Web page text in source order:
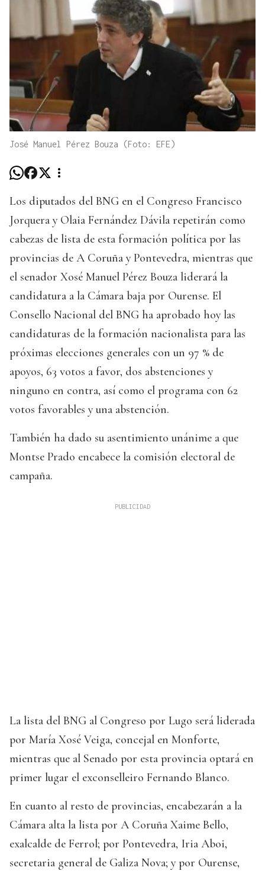
José Manuel Pérez Bouza (Foto: EFE)
Los diputados del BNG en el Congreso Francisco
Jorquera y Olaia Fernández Dávila repetirán como
cabezas de lista de esta formación política por las
provincias de A Coruña y Pontevedra, mientras que
el senador Xosé Manuel Pérez Bouza liderará la
candidatura a la Cámara baja por Ourense. El
Consello Nacional del BNG ha aprobado hoy las
candidaturas de la formación nacionalista para las
próximas elecciones generales con un 97 % de
apoyos, 63 votos a favor, dos abstenciones y
ninguno en contra, así como el programa con 62
votos favorables y una abstención.
También ha dado su asentimiento unánime a que
Montse Prado encabece la comisión electoral de
campaña.
La lista del BNG al Congreso por Lugo será liderada
por María Xosé Veiga, concejal en Monforte,
mientras que al Senado por esta provincia optará en
primer lugar el exconselleiro Fernando Blanco.
En cuanto al resto de provincias, encabezarán a la
Cámara alta la lista por A Coruña Xaime Bello,
exalcalde de Ferrol; por Pontevedra, Iria Aboi,
secretaria general de Galiza Nova; y por Ourense,